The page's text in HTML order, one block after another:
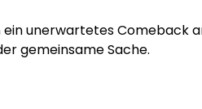
ein unerwartetes Comeback
gemeinsame Sache.